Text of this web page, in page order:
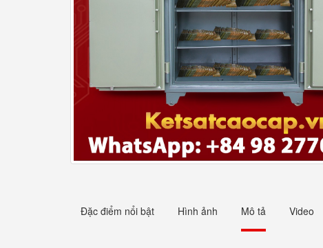
Đặc điểm nổi bật Hình ảnh Mô tả Video